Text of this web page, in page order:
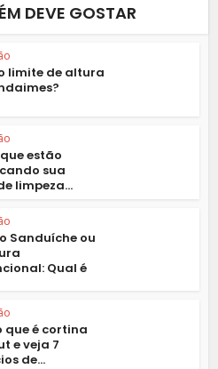
DEVE GOSTAR
limite de altura
estão
sua
limpeza...
Sanduíche ou
Qual é
que é cortina
e veja 7
de...